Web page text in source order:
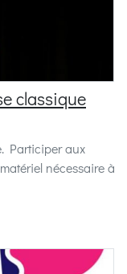
classique
Participer aux
nécessaire à